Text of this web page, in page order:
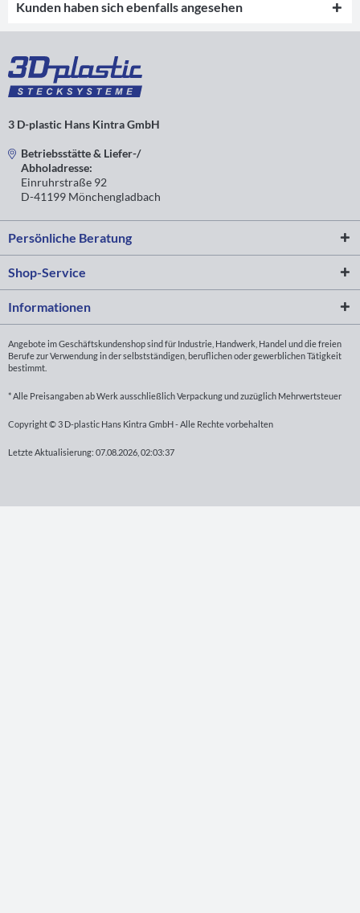
Kunden haben sich ebenfalls angesehen
3 D-plastic Hans Kintra GmbH
Betriebsstätte & Liefer-/
Abholadresse:
Einruhrstraße 92
D-41199 Mönchengladbach
Persönliche Beratung
Shop-Service
Informationen
Angebote im Geschäftskundenshop sind für Industrie, Handwerk, Handel und die freien
Berufe zur Verwendung in der selbstständigen, beruflichen oder gewerblichen Tätigkeit
bestimmt.
* Alle Preisangaben ab Werk ausschließlich Verpackung und zuzüglich Mehrwertsteuer
Copyright © 3 D-plastic Hans Kintra GmbH - Alle Rechte vorbehalten
Letzte Aktualisierung: 07.08.2026, 02:03:37